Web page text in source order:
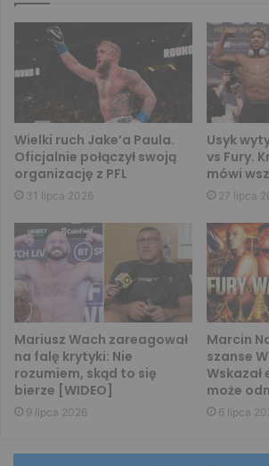
Wielki ruch Jake’a Paula.
Oficjalnie połączył swoją
organizację z PFL
31 lipca 2026
Usyk
vs Fury.
mówi
27 lipca
Mariusz Wach zareagował
na falę krytyki: Nie
rozumiem, skąd to się
bierze [WIDEO]
9 lipca 2026
Marcin
szanse
może
6 lipca